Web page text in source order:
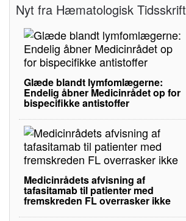
Nyt fra Hæmatologisk Tidsskrift
Glæde blandt lymfomlægerne:
Endelig åbner Medicinrådet op for
bispecifikke antistoffer
Medicinrådets afvisning af
tafasitamab til patienter med
fremskreden FL overrasker ikke